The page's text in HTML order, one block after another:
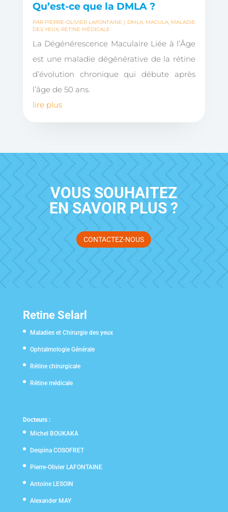
Qu’est-ce que la DMLA ?
PAR PIERRE-OLIVIER LAFONTAINE | DMLA, MACULA, MALADIE
DES YEUX, RÉTINE MÉDICALE
La Dégénérescence Maculaire Liée à l’Âge
est une maladie dégénérative de la rétine
d’évolution chronique qui débute après
l’âge de 50 ans.
lire plus
VOUS SOUHAITEZ
EN SAVOIR PLUS ?
CONTACTEZ-NOUS
Retine Selarl
Maladies et Chirurgie des yeux
Ophtalmologie Générale
Rétine chirurgicale
Rétine médicale
Docteurs :
Michel BOUKAKA
Despina COSOFRET
Pierre-Olivier LAFONTAINE
Antoine LESOIN
Alexander MAY